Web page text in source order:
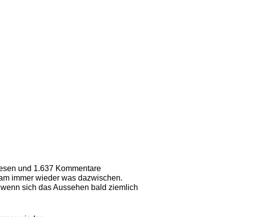
und 1.637 Kommentare
immer wieder was dazwischen.
sich das Aussehen bald ziemlich